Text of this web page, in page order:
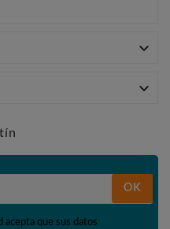


OK
que sus datos